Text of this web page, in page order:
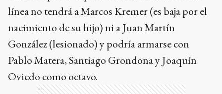
línea no tendrá a Marcos Kremer (es baja por el
nacimiento de su hijo) ni a Juan Martín
González (lesionado) y podría armarse con
Pablo Matera, Santiago Grondona y Joaquín
Oviedo como octavo.
Ads